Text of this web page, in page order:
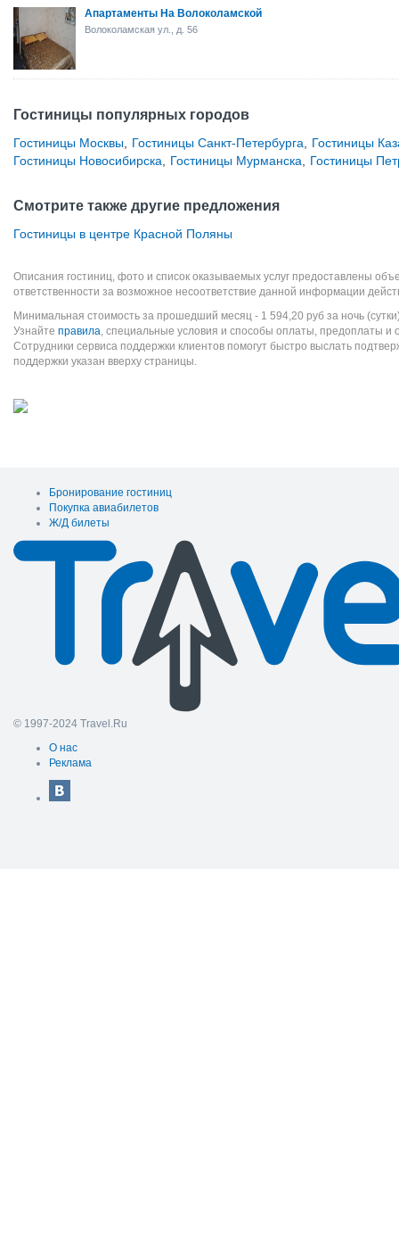
Апартаменты На Волоколамской
Волоколамская ул., д. 56
Гостиницы популярных городов
Гостиницы Москвы Гостиницы Санкт-Петербурга
Гостиницы
Гостиницы Новосибирска
Гостиницы Мурманска Гостиницы
Смотрите также другие предложения
Гостиницы в центре Красной Поляны
Описания гостиниц, фото и список оказываемых услуг предоставлены
ответственности за возможное несоответствие данной информации
Минимальная стоимость за прошедший месяц - 1 594,20 руб за ночь
Узнайте правила, специальные условия и способы оплаты, предоплаты и
Сотрудники сервиса поддержки клиентов помогут быстро выслать
поддержки указан вверху страницы.
Бронирование гостиниц
Покупка авиабилетов
Ж/Д билеты
© 1997-2024 Travel.Ru
О нас
Реклама